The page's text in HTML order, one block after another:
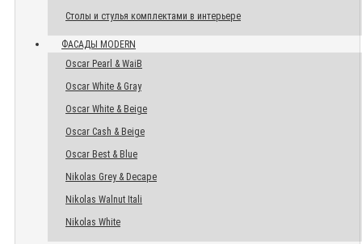
Столы и стулья комплектами в интерьере
ФАСАДЫ MODERN
Oscar Pearl & WaiB
Oscar White & Gray
Oscar White & Beige
Oscar Cash & Beige
Oscar Best & Blue
Nikolas Grey & Decape
Nikolas Walnut Itali
Nikolas White